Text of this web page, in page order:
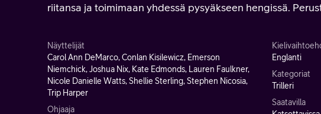
riitansa ja toimimaan yhdessä pysyäkseen hengissä.
Näyttelijät
Carol Ann DeMarco, Conlan Kisilewicz, Emerson
Niemchick, Joshua Nix, Kate Edmonds, Lauren Faulkner,
Nicole Danielle Watts, Shellie Sterling, Stephen Nicosia,
Trip Harper
Ohjaaja
Englanti
Kategoriat
Trilleri
Saatavilla